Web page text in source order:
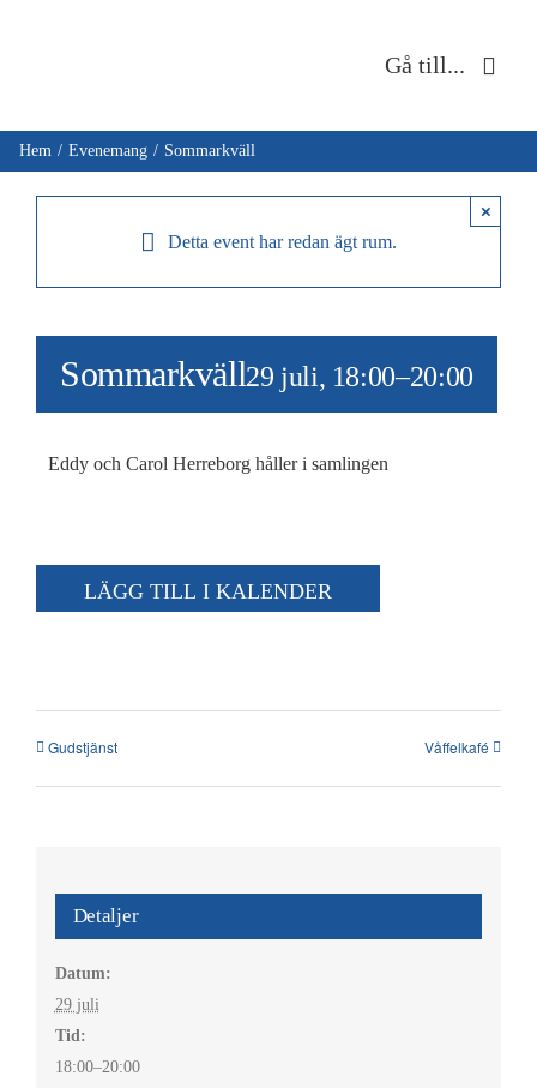
Gå till...
Hem
Café Immanuel
Nyheter
Kontakt
Hem Evenemang Sommarkväll
Detta event har redan ägt rum.
×
Sommarkväll29 juli, 18:00–20:00
Eddy och Carol Herreborg håller i samlingen
LÄGG TILL I KALENDER
Gudstjänst Våffelkafé
Detaljer
Datum:
29 juli
Tid:
18:00–20:00